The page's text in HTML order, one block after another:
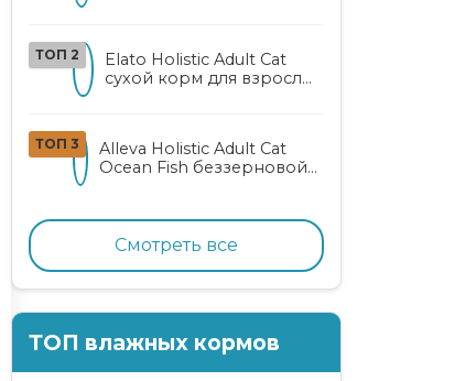
ТОП 2
Elato Holistic Adult Cat
сухой корм для взрослых
ТОП 3
Alleva Holistic Adult Cat
Ocean Fish беззерновой
рыбой, коноплей и алоэ
вера
Смотреть все
ТОП влажных кормов